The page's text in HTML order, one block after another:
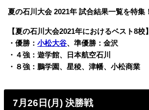
夏の石川大会 2021年 試合結果一覧を特集！
【夏の石川大会2021年におけるベスト8校】
・優勝：小松大谷、準優勝：金沢
・４強：遊学館、日本航空石川
・８強：鵬学園、星稜、津幡、小松商業
7月26日(月) 決勝戦